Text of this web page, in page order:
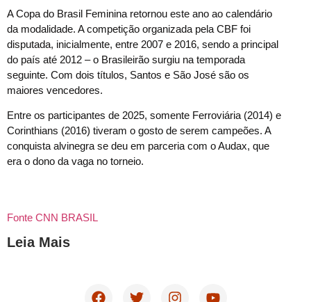
A Copa do Brasil Feminina retornou este ano ao calendário
da modalidade. A competição organizada pela CBF foi
disputada, inicialmente, entre 2007 e 2016, sendo a principal
do país até 2012 – o Brasileirão surgiu na temporada
seguinte. Com dois títulos, Santos e São José são os
maiores vencedores.
Entre os participantes de 2025, somente Ferroviária (2014) e
Corinthians (2016) tiveram o gosto de serem campeões. A
conquista alvinegra se deu em parceria com o Audax, que
era o dono da vaga no torneio.
Fonte CNN BRASIL
Leia Mais